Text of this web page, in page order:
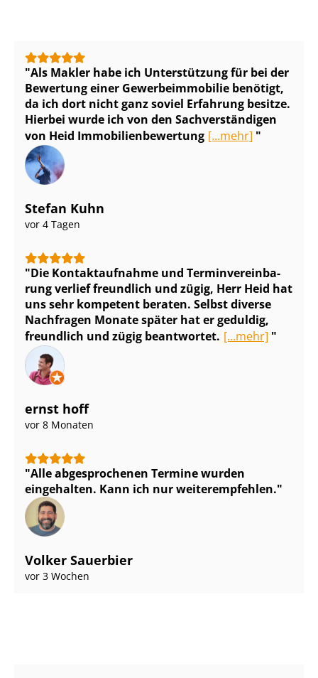
Als Makler habe ich Unterstützung für bei der
Bewertung einer Ge­wer­be­im­mo­bi­lie benötigt,
da ich dort nicht ganz soviel Erfahrung besitze.
Hierbei wurde ich von den Sach­ver­stän­di­gen
von Heid Im­mo­bi­li­en­be­wer­tung [...mehr]
Stefan Kuhn
vor 4 Tagen
Die Kontaktaufnahme und Ter­min­ver­ein­ba­
rung verlief freundlich und zügig, Herr Heid hat
uns sehr kompetent beraten. Selbst diverse
Nachfragen Monate später hat er geduldig,
freundlich und zügig beantwortet. [...mehr]
ernst hoff
vor 8 Monaten
Alle abgesprochenen Termine wurden
eingehalten. Kann ich nur weiterempfehlen.
Volker Sauerbier
vor 3 Wochen